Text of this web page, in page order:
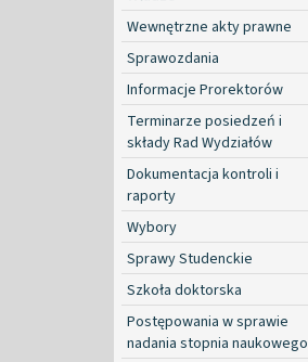
Wewnętrzne akty prawne
Sprawozdania
Informacje Prorektorów
Terminarze posiedzeń i
składy Rad Wydziałów
Dokumentacja kontroli i
raporty
Wybory
Sprawy Studenckie
Szkoła doktorska
Postępowania w sprawie
nadania stopnia naukowego